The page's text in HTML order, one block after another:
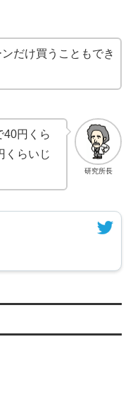
だけ買うこともでき
研究所長
40円くら
くらいじ